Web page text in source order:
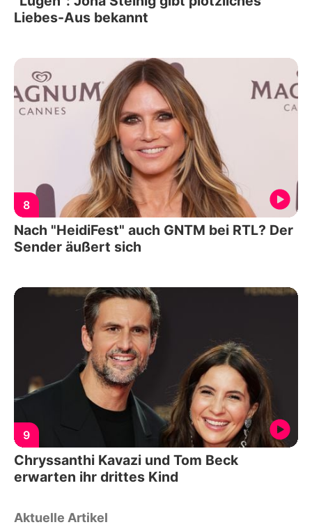
Liebes-Aus bekannt
8
Nach "HeidiFest" auch GNTM bei RTL? Der
Sender äußert sich
9
Chryssanthi Kavazi und Tom Beck
erwarten ihr drittes Kind
Aktuelle Artikel